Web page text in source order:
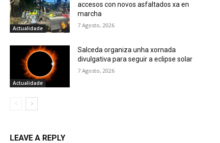
Actualidade
accesos con novos asfaltados xa en
marcha
7 Agosto, 2026
Actualidade
Salceda organiza unha xornada
divulgativa para seguir a eclipse solar
7 Agosto, 2026
LEAVE A REPLY